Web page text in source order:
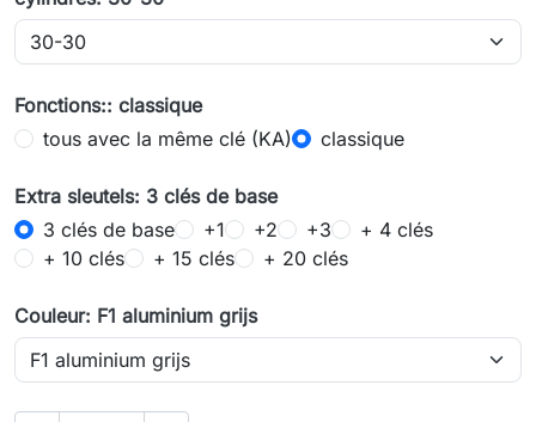
Fonctions:: classique
tous avec la même clé (KA)
classique
Extra sleutels: 3 clés de base
3 clés de base
+1 +2 +3
+ 4 clés
+ 10 clés
+ 15 clés + 20 clés
Couleur: F1 aluminium grijs